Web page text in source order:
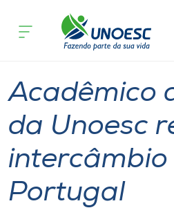
Cursos
Pesquisa
Atendimento ao Estudante
Portal de Ensino
acontece
Acadêmico
da Unoesc
intercâmbio
Portugal